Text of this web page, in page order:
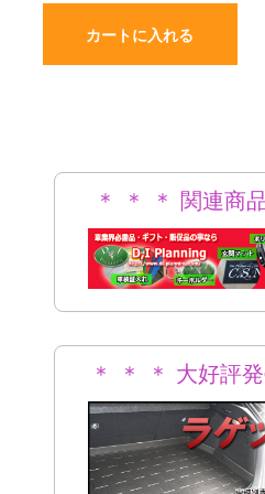
カートに入れる
＊ ＊ ＊ 関連商
＊
＊ ＊ ＊ 大好評
＊